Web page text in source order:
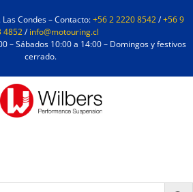
Condes – Contacto:+56 2 2220 8542/+56 9
4852/info@motouring.cl
– Sábados 10:00 a 14:00 – Domingos y festivos
cerrado.